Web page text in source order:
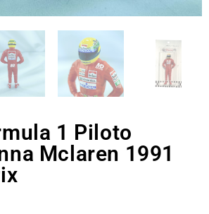
1 Piloto
Mclaren 1991